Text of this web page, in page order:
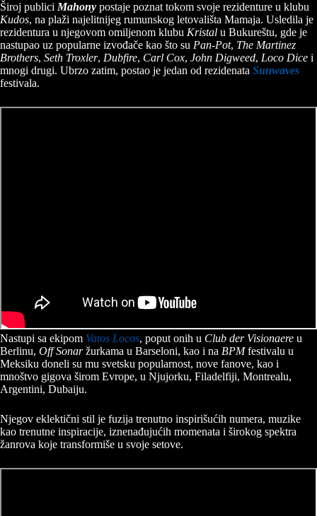
Široj publici Mahony postaje poznat tokom svoje rezidenture u klubu
Kudos, na plaži najelitnijeg rumunskog letovališta Mamaja. Usledila je
rezidentura u njegovom omiljenom klubu Kristal u Bukureštu, gde je
nastupao uz popularne izvođače kao što su Pan-Pot, The Martinez
Brothers, Seth Troxler, Dubfire, Carl Cox, John Digweed, Loco Dice i
mnogi drugi. Ubrzo zatim, postao je jedan od rezidenata Sunwaves
festivala.
Nastupi sa ekipom Vatos Locos, poput onih u Club der Visionaere u
Berlinu, Off Sonaržurkama u Barseloni, kao i na BPMfestivalu u
Meksiku doneli su mu svetsku popularnost, nove fanove, kao i
mnoštvo gigova širom Evrope, u Njujorku, Filadelfiji, Montrealu,
Argentini, Dubaiju.
Njegov eklektični stil je fuzija trenutno inspirišućih numera, muzike
kao trenutne inspiracije, iznenađujućih momenata i širokog spektra
žanrova koje transformiše u svoje setove.